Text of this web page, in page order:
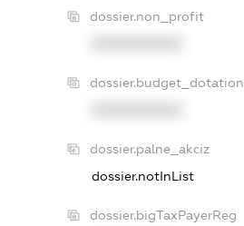
dossier.non_profit
dossier.budget_dotation
dossier.palne_akciz
dossier.notInList
dossier.bigTaxPayerReg